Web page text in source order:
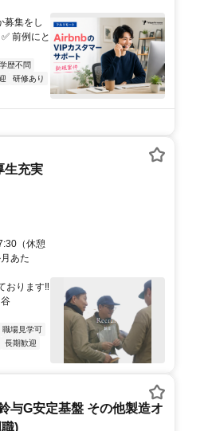
募集をし
前例にと
学歴不問
研修あり
生充実
（休憩
あた
おります‼︎
職場見学可
長期歓迎
与G安定基盤 その他製造オ
)